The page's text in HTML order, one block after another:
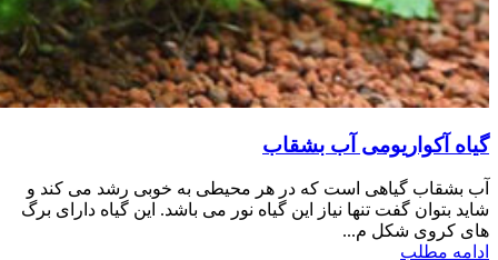
گیاه آکواریومی آب بشقاب
آب بشقاب گیاهی است که در هر محیطی به خوبی رشد می کند و
شاید بتوان گفت تنها نیاز این گیاه نور می باشد. این گیاه دارای برگ
های کروی شکل م...
ادامه مطلب